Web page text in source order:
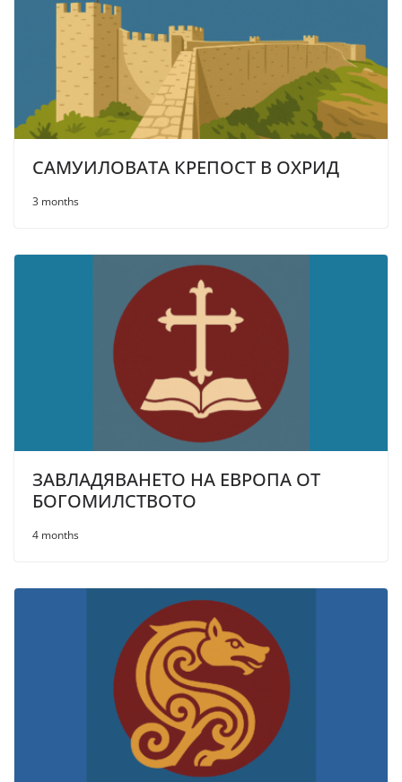
САМУИЛОВАТА КРЕПОСТ В ОХРИД
3 months
ЗАВЛАДЯВАНЕТО НА ЕВРОПА ОТ
БОГОМИЛСТВОТО
4 months